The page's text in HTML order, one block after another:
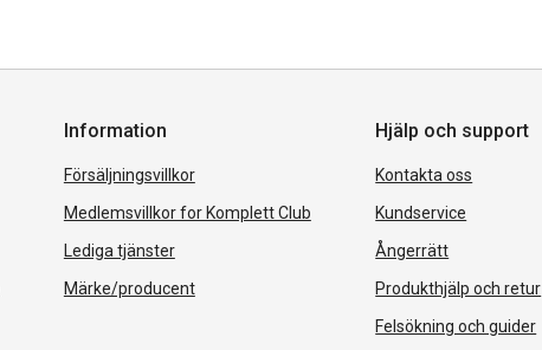
Information
Försäljningsvillkor
Medlemsvillkor for Komplett Club
Lediga tjänster
Märke/producent
Hjälp och support
Kontakta oss
Kundservice
Ångerrätt
Produkthjälp och retur
Felsökning och guider